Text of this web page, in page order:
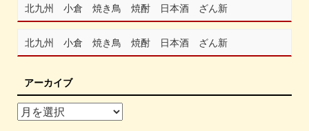
北九州 小倉 焼き鳥 焼酎 日本酒 ざん新
北九州 小倉 焼き鳥 焼酎 日本酒 ざん新
アーカイブ